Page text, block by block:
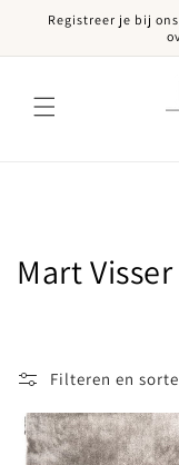
naar de content
Registreer je bij
Collectie:
Mart
Filteren en